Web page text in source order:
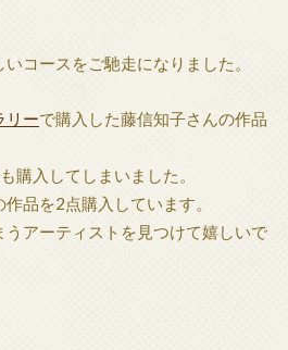
コースをご馳走になりました。
リーで購入した藤信知子さんの作品
購入してしまいました。
品を2点購入しています。
アーティストを見つけて嬉しいで